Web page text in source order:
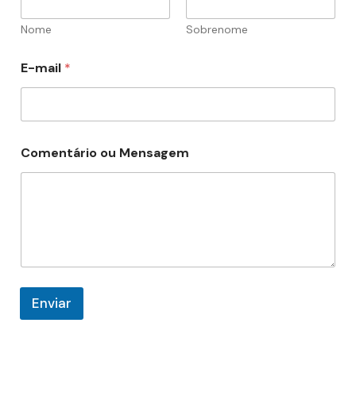
Nome Sobrenome
-
m
i
C
o
m
i
E-mail *
Comentário ou Mensagem
Enviar